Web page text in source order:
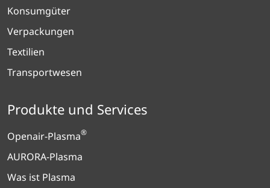
Konsumgüter
Verpackungen
Textilien
Transportwesen
Produkte und Services
Openair-Plasma®
AURORA-Plasma
Was ist Plasma